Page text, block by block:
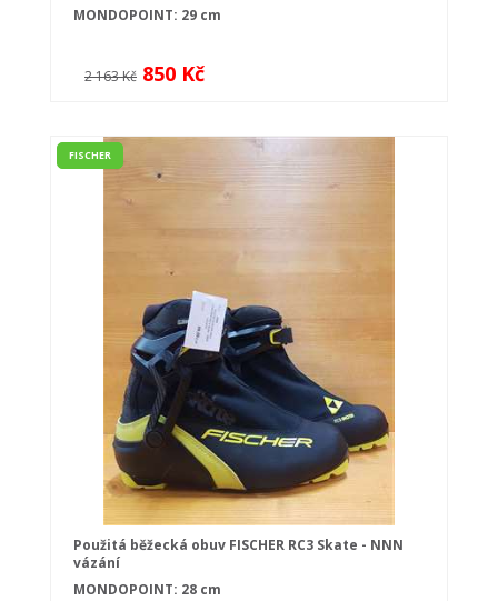
MONDOPOINT: 29 cm
2 163 Kč 850 Kč
FISCHER
Použitá běžecká obuv FISCHER RC3 Skate - NNN
vázání
MONDOPOINT: 28 cm